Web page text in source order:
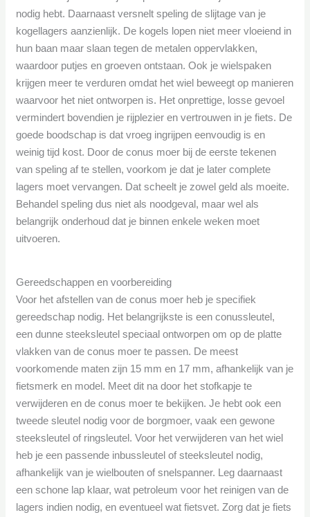
nodig hebt. Daarnaast versnelt speling de slijtage van je
kogellagers aanzienlijk. De kogels lopen niet meer vloeiend in
hun baan maar slaan tegen de metalen oppervlakken,
waardoor putjes en groeven ontstaan. Ook je wielspaken
krijgen meer te verduren omdat het wiel beweegt op manieren
waarvoor het niet ontworpen is. Het onprettige, losse gevoel
vermindert bovendien je rijplezier en vertrouwen in je fiets. De
goede boodschap is dat vroeg ingrijpen eenvoudig is en
weinig tijd kost. Door de conus moer bij de eerste tekenen
van speling af te stellen, voorkom je dat je later complete
lagers moet vervangen. Dat scheelt je zowel geld als moeite.
Behandel speling dus niet als noodgeval, maar wel als
belangrijk onderhoud dat je binnen enkele weken moet
uitvoeren.
Gereedschappen en voorbereiding
Voor het afstellen van de conus moer heb je specifiek
gereedschap nodig. Het belangrijkste is een conussleutel,
een dunne steeksleutel speciaal ontworpen om op de platte
vlakken van de conus moer te passen. De meest
voorkomende maten zijn 15 mm en 17 mm, afhankelijk van je
fietsmerk en model. Meet dit na door het stofkapje te
verwijderen en de conus moer te bekijken. Je hebt ook een
tweede sleutel nodig voor de borgmoer, vaak een gewone
steeksleutel of ringsleutel. Voor het verwijderen van het wiel
heb je een passende inbussleutel of steeksleutel nodig,
afhankelijk van je wielbouten of snelspanner. Leg daarnaast
een schone lap klaar, wat petroleum voor het reinigen van de
lagers indien nodig, en eventueel wat fietsvet. Zorg dat je fiets